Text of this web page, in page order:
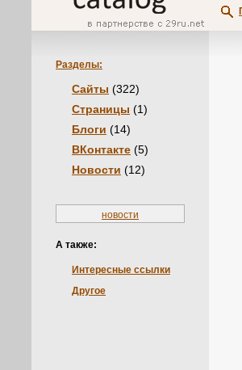
Разделы:
Сайты (322)
Страницы (1)
Блоги (14)
ВКонтакте (5)
Новости (12)
новости
А также:
Интересные ссылки
Другое